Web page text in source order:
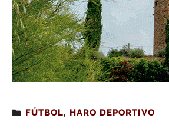
Estás leyendo: El Haro
FÚTBOL, HARO DEPORTIVO